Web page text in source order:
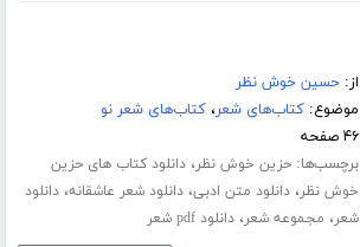
از:حسین خوش نظر
موضوع:کتاب‌های شعر،کتاب‌های شعر نو
۴۶ صفحه
برچسب‌ها:حزین خوش نظر،دانلود کتاب های حزین
خوش نظر،دانلود متن ادبی،دانلود شعر عاشقانه،دانلود
شعر، مجموعه شعر،دانلود pdf شعر